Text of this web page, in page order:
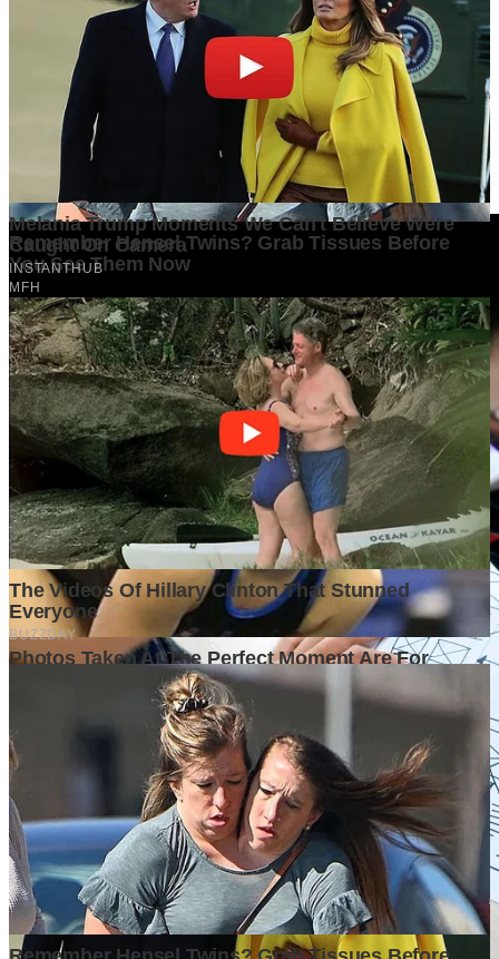
Komentar ( 0)
Tulis Komentar
Belum ada komentar. Jadilah yang pertama!
Baca Juga